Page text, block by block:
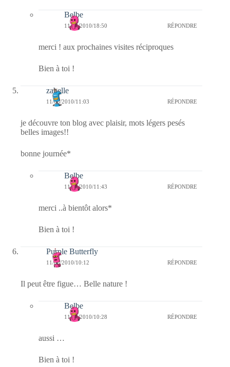
Belbe
11/08/2010/18:50 RÉPONDRE
merci ! aux prochaines visites réciproques
Bien à toi !
zabelle
11/08/2010/11:03 RÉPONDRE
je découvre ton blog avec plaisir, mots légers pesés
belles images!!
bonne journée*
Belbe
11/08/2010/11:43 RÉPONDRE
merci ..à bientôt alors*
Bien à toi !
Purple Butterfly
11/08/2010/10:12 RÉPONDRE
Il peut être figue… Belle nature !
Belbe
11/08/2010/10:28 RÉPONDRE
aussi …
Bien à toi !